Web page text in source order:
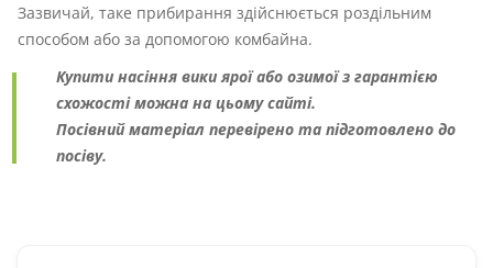
Зазвичай, таке прибирання здійснюється роздільним
способом або за допомогою комбайна.
Купити насіння вики ярої або озимої з гарантією
схожості можна на цьому сайті.
Посівний матеріал перевірено та підготовлено до
посіву.